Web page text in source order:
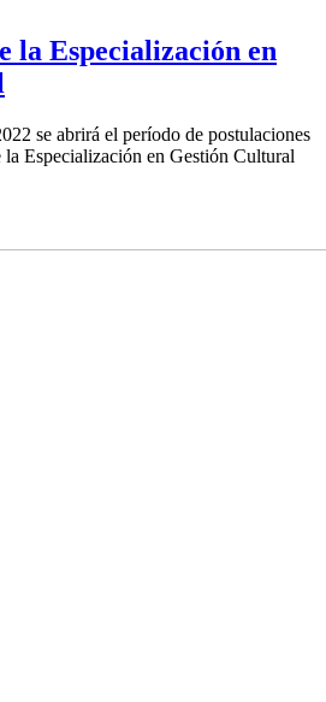
la Especialización en
se abrirá el período de postulaciones
la Especialización en Gestión Cultural